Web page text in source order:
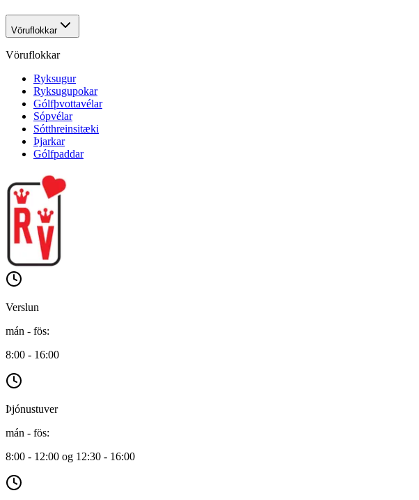
Vöruflokkar
Vöruflokkar
Ryksugur
Ryksugupokar
Gólfþvottavélar
Sópvélar
Sótthreinsitæki
Þjarkar
Gólfpaddar
Verslun
mán - fös:
8:00 - 16:00
Þjónustuver
mán - fös:
8:00 - 12:00 og 12:30 - 16:00